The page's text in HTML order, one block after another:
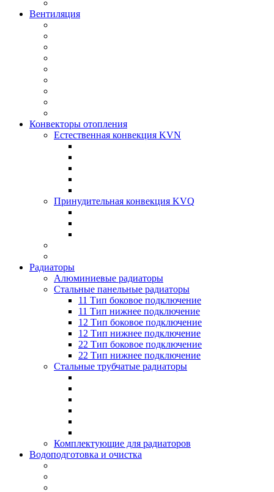
Вентиляция
Конвекторы отопления
Естественная конвекция KVN
Принудительная конвекция KVQ
Радиаторы
Алюминиевые радиаторы
Стальные панельные радиаторы
11 Тип боковое подключение
11 Тип нижнее подключение
12 Тип боковое подключение
12 Тип нижнее подключение
22 Тип боковое подключение
22 Тип нижнее подключение
Стальные трубчатые радиаторы
Комплектующие для радиаторов
Водоподготовка и очистка